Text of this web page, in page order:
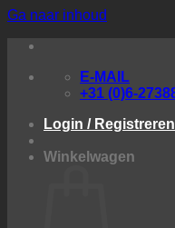
Ga naar inhoud
E-MAIL
+31 (0)6-
Login / Registreren
Winkelwagen